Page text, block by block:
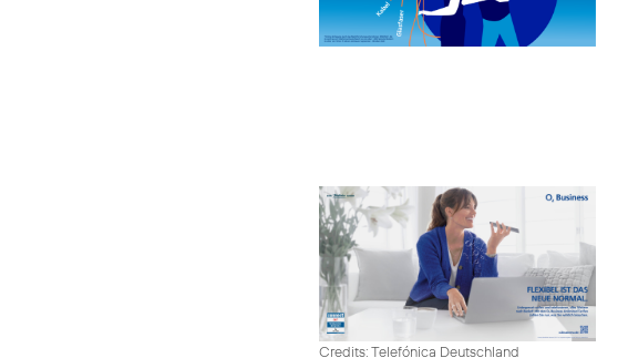
Credits: Telefónica Deutschland